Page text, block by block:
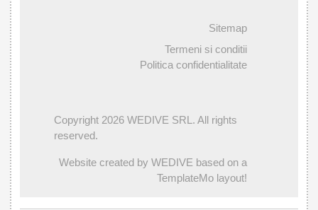
Sitemap
Termeni si conditii
Politica confidentialitate
Copyright 2026 WEDIVE SRL. All rights
reserved.
Website created by WEDIVE based on a
TemplateMo layout!